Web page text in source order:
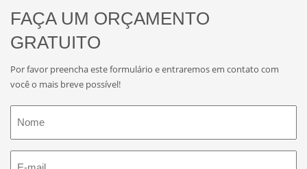
FAÇA UM ORÇAMENTO
GRATUITO
Por favor preencha este formulário e entraremos em contato com
você o mais breve possível!